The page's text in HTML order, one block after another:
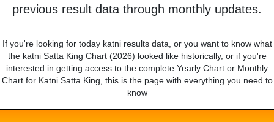
previous result data through monthly updates.
If you're looking for today katni results data, or you want to know what
the katni Satta King Chart (2026) looked like historically, or if you're
interested in getting access to the complete Yearly Chart or Monthly
Chart for Katni Satta King, this is the page with everything you need to
know